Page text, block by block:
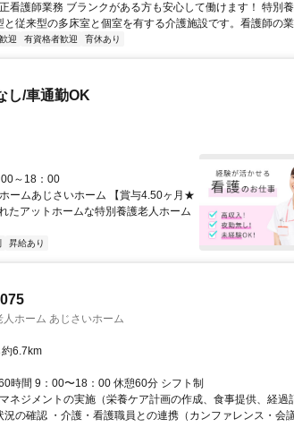
看護師業務 ブランクがある方も安心して働けます！ 特別
従来型の多床室と個室を有する介護施設です。看護師の
迎 有資格者歓迎 育休あり
し/車通勤OK
00～18：00
ームあじさいホーム 【賞与4.50ヶ月★
アットホームな特別養護老人ホーム
昇給あり
ホーム あじさいホーム
6.7km
時間 9：00〜18：00 休憩60分 シフト制
ネジメントの実施（栄養ケア計画の作成、食事提供、経過
況の確認 ・介護・看護職員との連携（カンファレンス・会